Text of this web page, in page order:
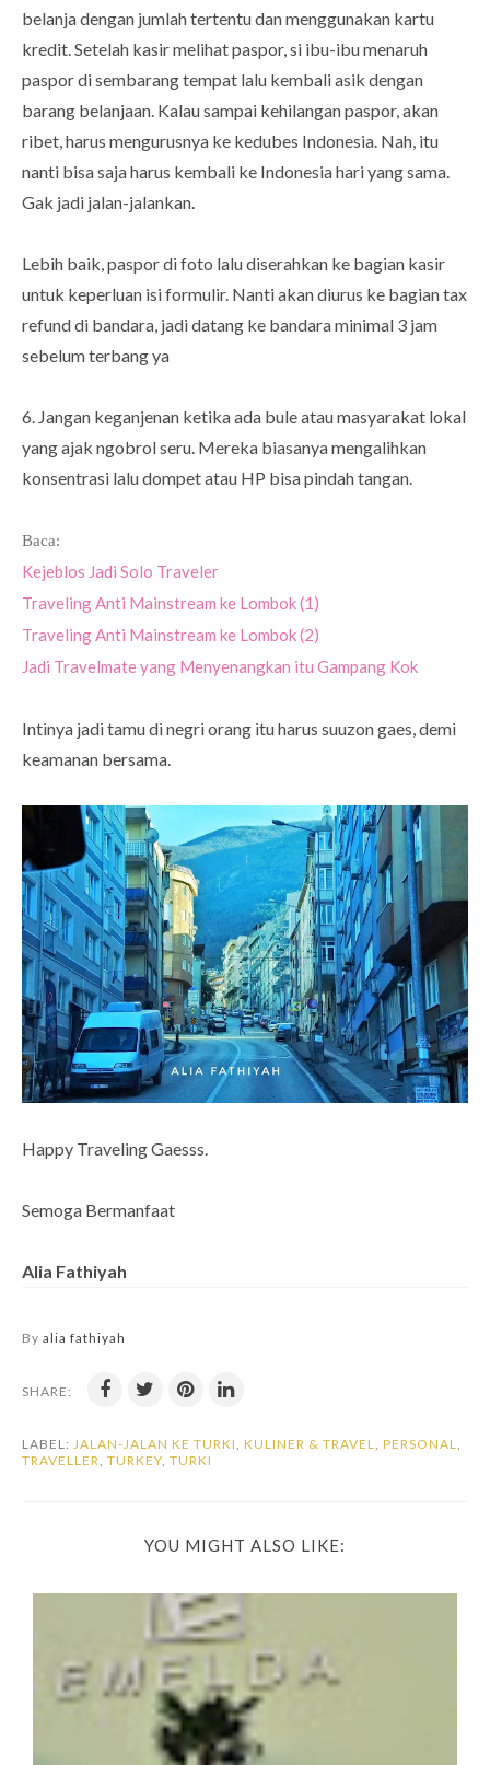
belanja dengan jumlah tertentu dan menggunakan kartu
kredit. Setelah kasir melihat paspor, si ibu-ibu menaruh
paspor di sembarang tempat lalu kembali asik dengan
barang belanjaan. Kalau sampai kehilangan paspor, akan
ribet, harus mengurusnya ke kedubes Indonesia. Nah, itu
nanti bisa saja harus kembali ke Indonesia hari yang sama.
Gak jadi jalan-jalankan.
Lebih baik, paspor di foto lalu diserahkan ke bagian kasir
untuk keperluan isi formulir. Nanti akan diurus ke bagian tax
refund di bandara, jadi datang ke bandara minimal 3 jam
sebelum terbang ya
6. Jangan keganjenan ketika ada bule atau masyarakat lokal
yang ajak ngobrol seru. Mereka biasanya mengalihkan
konsentrasi lalu dompet atau HP bisa pindah tangan.
Baca:
Kejeblos Jadi Solo Traveler
Traveling Anti Mainstream ke Lombok (1)
Traveling Anti Mainstream ke Lombok (2)
Jadi Travelmate yang Menyenangkan itu Gampang Kok
Intinya jadi tamu di negri orang itu harus suuzon gaes, demi
keamanan bersama.
Happy Traveling Gaesss.
Semoga Bermanfaat
Alia Fathiyah
By alia fathiyah
SHARE:
LABEL: JALAN-JALAN KE TURKI KULINER & TRAVEL PERSONAL
TRAVELLER TURKEY TURKI
YOU MIGHT ALSO LIKE: